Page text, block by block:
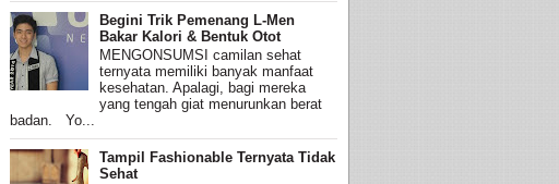
Begini Trik Pemenang L-Men
Bakar Kalori & Bentuk Otot
MENGONSUMSI camilan sehat
ternyata memiliki banyak manfaat
kesehatan. Apalagi, bagi mereka
yang tengah giat menurunkan berat
badan. Yo...
Tampil Fashionable Ternyata Tidak
Sehat